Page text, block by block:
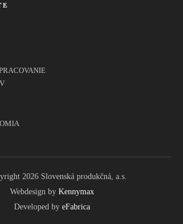
2026 Slovenská produkčná, a.s.
Webdesign by Kennymax
Developed by eFabrica